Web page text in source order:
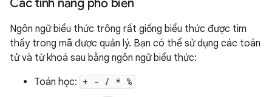
Các tính năng phổ biến
Ngôn ngữ biểu thức trông rất giống biểu thức được tìm
thấy trong mã được quản lý. Bạn có thể sử dụng các toán
tử và từ khoá sau bằng ngôn ngữ biểu thức:
Toán học: + - / * %